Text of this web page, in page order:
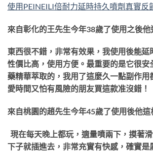
使用PEINEILI倍耐力延時持久噴劑真實反
來自彰化的王先生今年38歲了使用之後他
東西很不錯，非常有效果，我使用後能延
性價比高，使用方便。最重要的是它很安
藥精華萃取的，我用了這麼久一點副作用
愛時間又怕有風險的朋友買這款准沒錯！
來自桃園的趙先生今年45歲了使用後他這
現在每天晚上都玩，適量噴兩下，摸著
下子就插進去，非常充實有快感，確實是